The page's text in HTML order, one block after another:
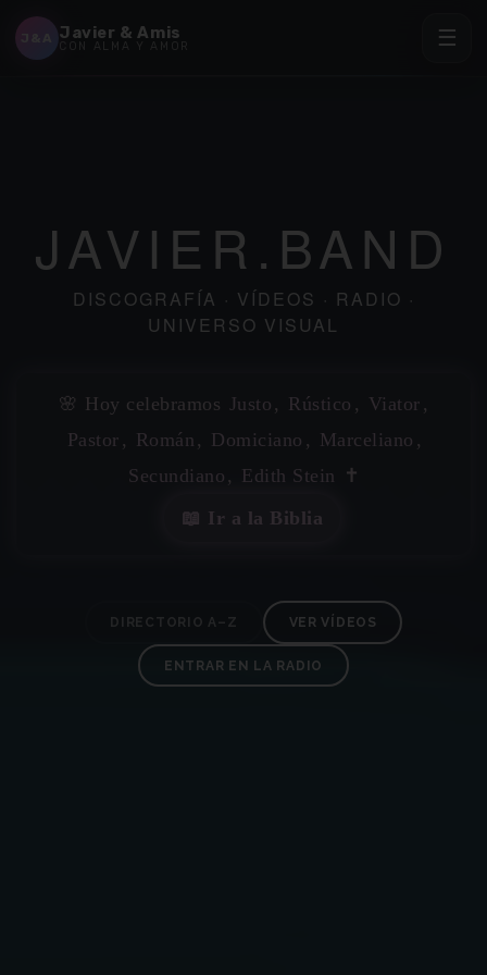
Javier & Amis
CON ALMA Y AMOR ☰
JAVIER.BAND
DISCOGRAFÍA · VÍDEOS · RADIO ·
UNIVERSO VISUAL
🌸 Hoy celebramos Justo , Rústico , Viator ,
Pastor , Román , Domiciano , Marceliano ,
Secundiano , Edith Stein ✝️
📖 Ir a la Biblia
DIRECTORIO A–Z VER VÍDEOS
ENTRAR EN LA RADIO